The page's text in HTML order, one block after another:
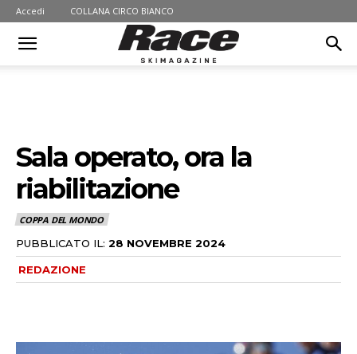
Accedi COLLANA CIRCO BIANCO
Sala operato, ora la
riabilitazione
COPPA DEL MONDO
PUBBLICATO IL: 28 NOVEMBRE 2024
REDAZIONE